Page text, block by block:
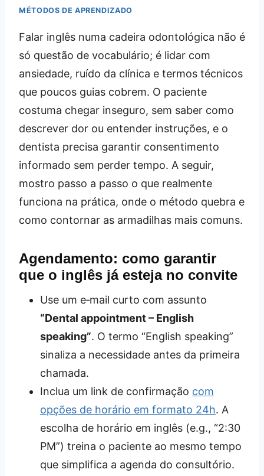
MÉTODOS DE APRENDIZADO
Falar inglês numa cadeira odontológica não é
só questão de vocabulário; é lidar com
ansiedade, ruído da clínica e termos técnicos
que poucos guias cobrem. O paciente
costuma chegar inseguro, sem saber como
descrever dor ou entender instruções, e o
dentista precisa garantir consentimento
informado sem perder tempo. A seguir,
mostro passo a passo o que realmente
funciona na prática, onde o método quebra e
como contornar as armadilhas mais comuns.
Agendamento: como garantir
que o inglês já esteja no convite
Use um e‑mail curto com assunto
“Dental appointment – English
speaking”. O termo “English speaking”
sinaliza a necessidade antes da primeira
chamada.
Inclua um link de confirmação com
opções de horário em formato 24h. A
escolha de horário em inglês (e.g., “2:30
PM”) treina o paciente ao mesmo tempo
que simplifica a agenda do consultório.